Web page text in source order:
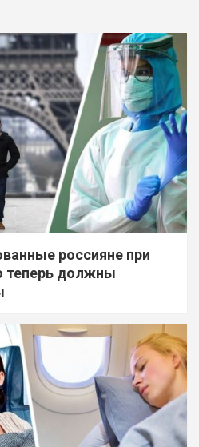
россияне при
теперь должны